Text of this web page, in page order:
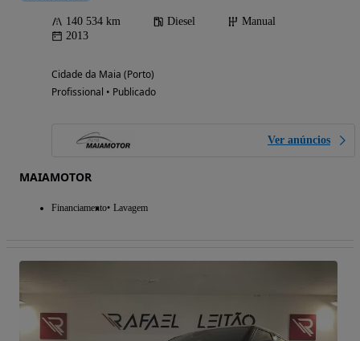
140 534 km Diesel
Manual
2013
Cidade da Maia (Porto)
Profissional • Publicado
Ver anúncios
MAIAMOTOR
Financiamento Lavagem